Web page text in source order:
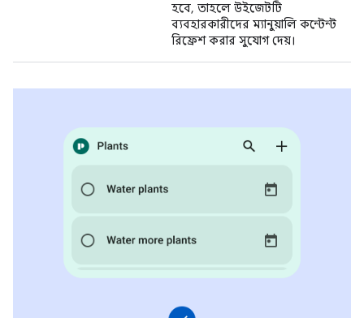
হবে, তাহলে উইজেটটি
ব্যবহারকারীদের ম্যানুয়ালি কন্টেন্ট
রিফ্রেশ করার সুযোগ দেয়।